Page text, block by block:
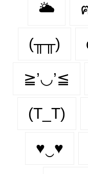
🌥️
(╥╥)
≧’◡’≦
(T_T)
♥‿♥